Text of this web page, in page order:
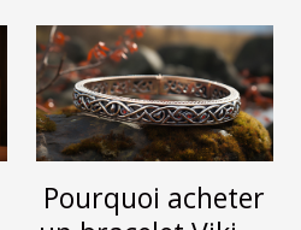
Pourquoi acheter